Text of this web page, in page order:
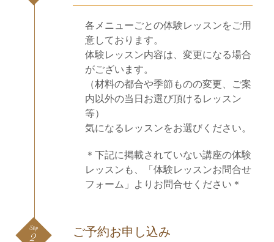
各メニューごとの体験レッスンをご用
意しております。
体験レッスン内容は、変更になる場合
がございます。
（材料の都合や季節ものの変更、ご案
内以外の当日お選び頂けるレッスン
等）
気になるレッスンをお選びください。
＊下記に掲載されていない講座の体験
レッスンも、「体験レッスンお問合せ
フォーム」よりお問合せください＊
Step
2 ご予約お申し込み